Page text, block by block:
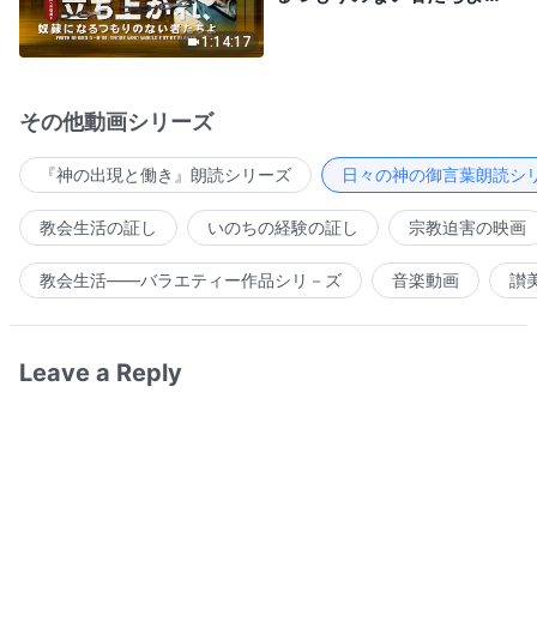
1:14:17
その他動画シリーズ
『神の出現と働き』朗読シリーズ 日々の神の御言葉朗読シ
教会生活の証し いのちの経験の証し 宗教迫害の映画
教会生活――バラエティー作品シリ－ズ 音楽動画 讃
Leave a Reply